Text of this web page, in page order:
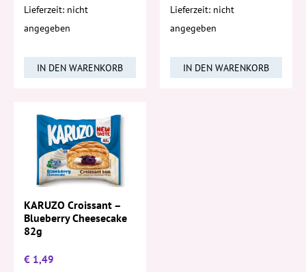
Lieferzeit: nicht
angegeben
IN DEN WARENKORB
Lieferzeit: nicht
angegeben
IN DEN WARENKORB
KARUZO Croissant –
Blueberry Cheesecake
82g
€ 1,49